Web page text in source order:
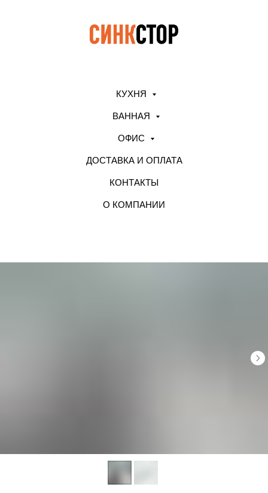
КУХНЯ
ВАННАЯ
ОФИС
ДОСТАВКА И ОПЛАТА
КОНТАКТЫ
О КОМПАНИИ